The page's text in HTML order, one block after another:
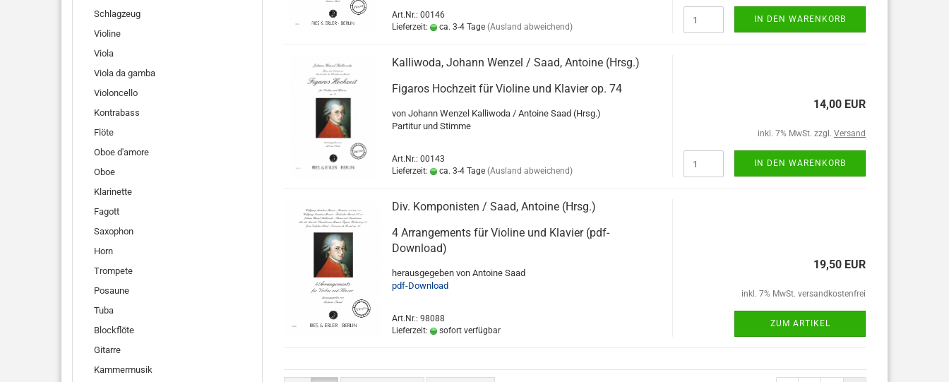
Art.Nr.: 00146
Lieferzeit:
ca. 3-4 Tage (Ausland abweichend)
IN DEN WARENKORB
Kalliwoda, Johann Wenzel / Saad, Antoine (Hrsg.)
Figaros Hochzeit für Violine und Klavier op. 74
von Johann Wenzel Kalliwoda / Antoine Saad (Hrsg.)
Partitur und Stimme
Art.Nr.: 00143
Lieferzeit:
ca. 3-4 Tage (Ausland abweichend)
14,00 EUR
inkl. 7% MwSt. zzgl. Versand
IN DEN WARENKORB
Div. Komponisten / Saad, Antoine (Hrsg.)
4 Arrangements für Violine und Klavier (pdf-
Download)
herausgegeben von Antoine Saad
pdf-Download
Art.Nr.: 98088
Lieferzeit:
sofort verfügbar
19,50 EUR
inkl. 7% MwSt. versandkostenfrei
ZUM ARTIKEL
Schlagzeug
Violine
Viola
Viola da gamba
Violoncello
Kontrabass
Flöte
Oboe d'amore
Oboe
Klarinette
Fagott
Saxophon
Horn
Trompete
Posaune
Tuba
Blockflöte
Gitarre
Kammermusik